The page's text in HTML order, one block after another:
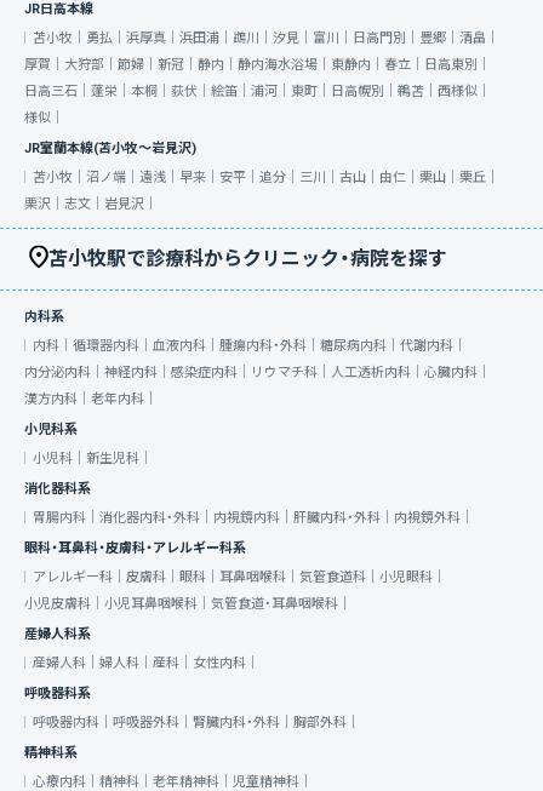
JR日高本線
苫小牧｜ 勇払｜ 浜厚真｜ 浜田浦｜ 鵡川｜ 汐見｜ 富川｜ 日高門別｜ 豊郷｜ 清畠｜
厚賀｜ 大狩部｜ 節婦｜ 新冠｜ 静内｜ 静内海水浴場｜ 東静内｜ 春立｜
日高東別｜
日高三石｜ 蓬栄｜ 本桐｜ 荻伏｜ 絵笛｜ 浦河｜ 東町｜ 日高幌別｜ 鵜苫｜ 西様似｜
様似｜
JR室蘭本線(苫小牧～岩見沢)
苫小牧｜ 沼ノ端｜ 遠浅｜ 早来｜ 安平｜ 追分｜ 三川｜ 古山｜ 由仁｜ 栗山｜ 栗丘｜
栗沢｜ 志文｜ 岩見沢｜
苫小牧駅で診療科からクリニック・病院を探す
内科系
内科｜ 循環器内科｜ 血液内科｜ 腫瘍内科・外科｜ 糖尿病内科｜ 代謝内科｜
内分泌内科｜ 神経内科｜ 感染症内科｜ リウマチ科｜ 人工透析内科｜ 心臓内科｜
漢方内科｜ 老年内科｜
小児科系
小児科｜ 新生児科｜
消化器科系
胃腸内科｜ 消化器内科・外科｜ 内視鏡内科｜ 肝臓内科・外科｜ 内視鏡外科｜
眼科・耳鼻科・皮膚科・アレルギー科系
アレルギー科｜ 皮膚科｜ 眼科｜ 耳鼻咽喉科｜ 気管食道科｜ 小児眼科｜
小児皮膚科｜ 小児耳鼻咽喉科｜ 気管食道・耳鼻咽喉科｜
産婦人科系
産婦人科｜ 婦人科｜ 産科｜ 女性内科｜
呼吸器科系
呼吸器内科｜ 呼吸器外科｜ 腎臓内科・外科｜ 胸部外科｜
精神科系
心療内科｜ 精神科｜ 老年精神科｜ 児童精神科｜